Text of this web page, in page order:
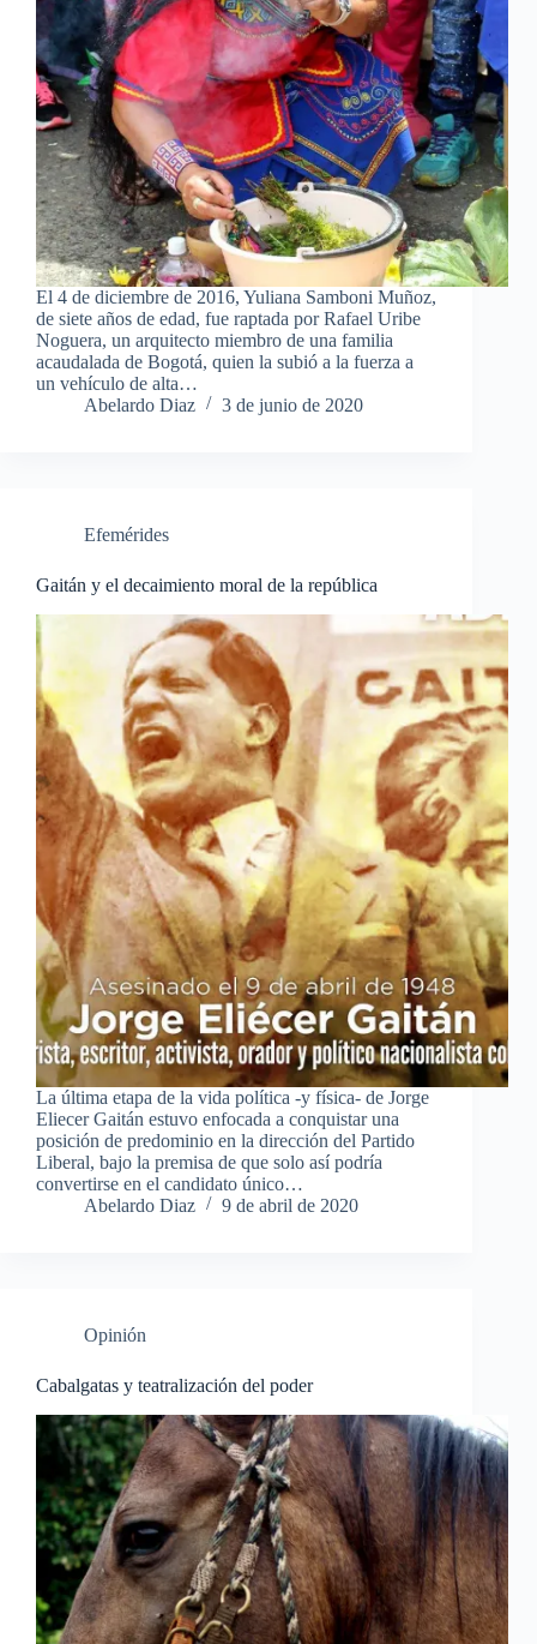
El 4 de diciembre de 2016, Yuliana Samboni Muñoz,
de siete años de edad, fue raptada por Rafael Uribe
Noguera, un arquitecto miembro de una familia
acaudalada de Bogotá, quien la subió a la fuerza a
un vehículo de alta…
Abelardo Diaz
3 de junio de 2020
Efemérides
Gaitán y el decaimiento moral de la república
La última etapa de la vida política -y física- de Jorge
Eliecer Gaitán estuvo enfocada a conquistar una
posición de predominio en la dirección del Partido
Liberal, bajo la premisa de que solo así podría
convertirse en el candidato único…
Abelardo Diaz
9 de abril de 2020
Opinión
Cabalgatas y teatralización del poder